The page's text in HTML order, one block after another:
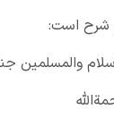
شرح است:
والمسلمین